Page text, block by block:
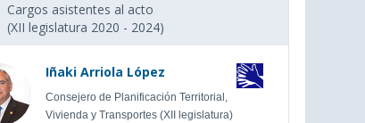
Cargos asistentes al acto
(XII legislatura 2020 - 2024)
Iñaki Arriola López
Consejero de Planificación Territorial,
Vivienda y Transportes (XII legislatura)